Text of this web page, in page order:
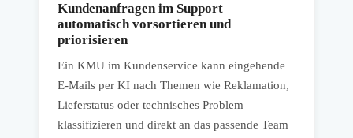
Kundenanfragen im Support
automatisch vorsortieren und
priorisieren
Ein KMU im Kundenservice kann eingehende
E-Mails per KI nach Themen wie Reklamation,
Lieferstatus oder technisches Problem
klassifizieren und direkt an das passende Team